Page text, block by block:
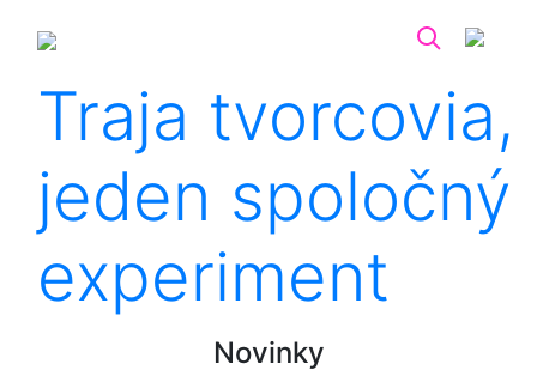
Traja tvorcovia,
jeden spoločný
experiment
Novinky